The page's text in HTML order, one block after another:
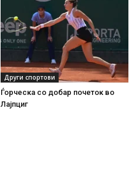
Други спортови
Ѓорческа со добар почеток во
Лајпциг